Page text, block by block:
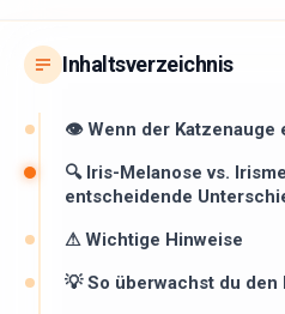
Inhaltsverzeichnis
👁 Wenn der Katzenauge
🔍 Iris-Melanose vs.
entscheidende
⚠ Wichtige Hinweise ️
💡 So überwachst du den